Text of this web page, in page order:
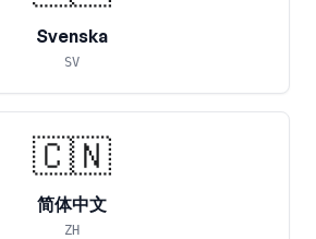
Svenska
SV
🇨🇳
简体中文
ZH